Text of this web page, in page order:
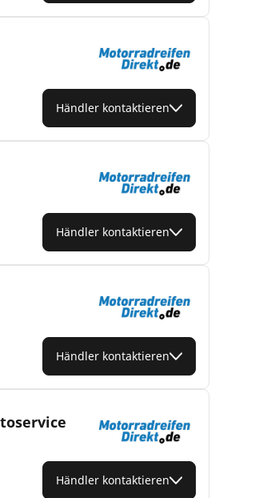
Händler kontaktieren
Händler kontaktieren
Händler kontaktieren
Händler kontaktieren